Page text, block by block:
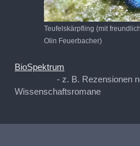
Teufelskärpfling (mit
Olin Feuerbacher)
BioSpektrum
- z. B. Rezensionen
Wissenschaftsromane